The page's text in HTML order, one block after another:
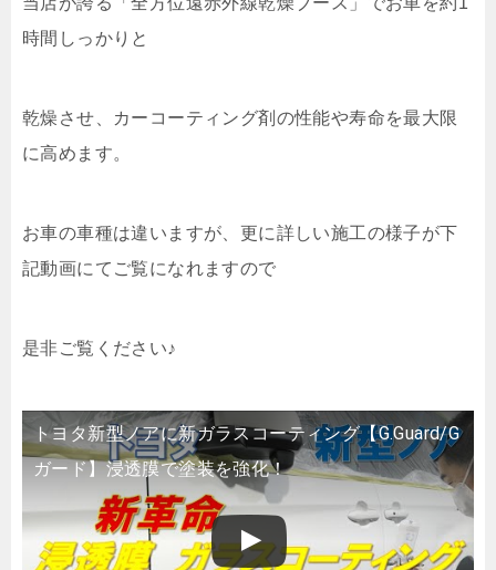
時間しっかりと
乾燥させ、カーコーティング剤の性能や寿命を最大限
に高めます。
お車の車種は違いますが、更に詳しい施工の様子が下
記動画にてご覧になれますので
是非ご覧ください♪
トヨタ新型ノアに新ガラスコーティング【G.Guard/G
ガード】浸透膜で塗装を強化！